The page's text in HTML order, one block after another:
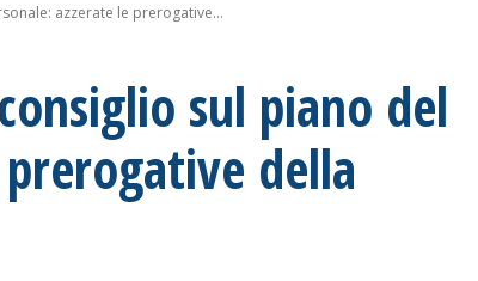
azzerate le prerogative...
sul piano del
della